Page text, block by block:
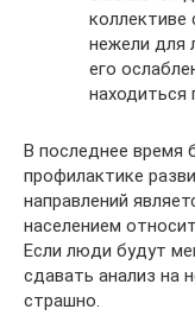
коллективе
нежели для
его
находиться
В последнее время
профилактике
направлений
населением
Если люди будут
сдавать анализ на
страшно.